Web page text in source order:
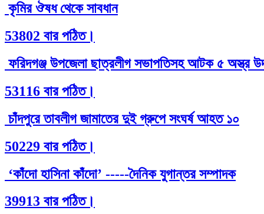
কৃমির ঔষধ থেকে সাবধান
53802 বার পঠিত।
ফরিদগঞ্জ উপজেলা ছাত্রলীগ সভাপতিসহ আটক ৫ অস্ত্র
53116 বার পঠিত।
চাঁদপুরে তাবলীগ জামাতের দুই গ্রুপে সংঘর্ষ আহত ১০
50229 বার পঠিত।
‘কাঁদো হাসিনা কাঁদো’ -----দৈনিক যুগান্তর সম্পাদক
39913 বার পঠিত।